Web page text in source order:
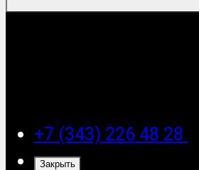
+7 (343) 226 48 28
Закрыть